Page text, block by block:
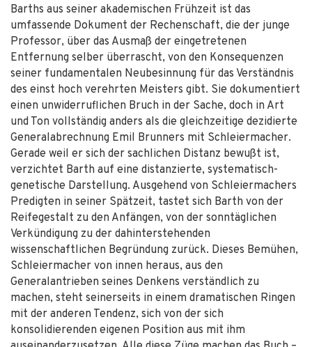
Barths aus seiner akademischen Frühzeit ist das
umfassende Dokument der Rechenschaft, die der junge
Professor, über das Ausmaß der eingetretenen
Entfernung selber überrascht, von den Konsequenzen
seiner fundamentalen Neubesinnung für das Verständnis
des einst hoch verehrten Meisters gibt. Sie dokumentiert
einen unwiderruflichen Bruch in der Sache, doch in Art
und Ton vollständig anders als die gleichzeitige dezidierte
Generalabrechnung Emil Brunners mit Schleiermacher.
Gerade weil er sich der sachlichen Distanz bewußt ist,
verzichtet Barth auf eine distanzierte, systematisch-
genetische Darstellung. Ausgehend von Schleiermachers
Predigten in seiner Spätzeit, tastet sich Barth von der
Reifegestalt zu den Anfängen, von der sonntäglichen
Verkündigung zu der dahinterstehenden
wissenschaftlichen Begründung zurück. Dieses Bemühen,
Schleiermacher von innen heraus, aus den
Generalantrieben seines Denkens verständlich zu
machen, steht seinerseits in einem dramatischen Ringen
mit der anderen Tendenz, sich von der sich
konsolidierenden eigenen Position aus mit ihm